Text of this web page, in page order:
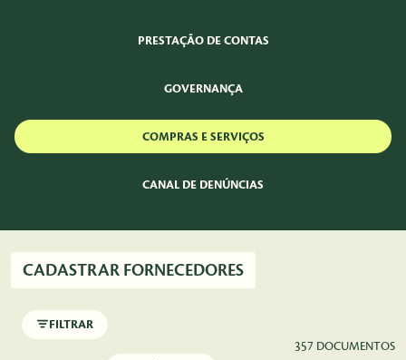
PRESTAÇÃO DE CONTAS
GOVERNANÇA
COMPRAS E SERVIÇOS
CANAL DE DENÚNCIAS
CADASTRAR FORNECEDORES
FILTRAR
357 DOCUMENTOS